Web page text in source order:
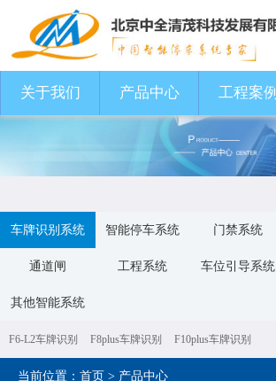
关于我们 产品中心 工程案例
关于我们 产品中心 工程案例
车牌识别系统 智能停车系统 门禁系统
通道闸 工程系统 车位引导系统
其他智能系统
F6-L2车牌识别 F8plus车牌识别 F10plus车牌识别
当前位置： 首页 > 产品中心